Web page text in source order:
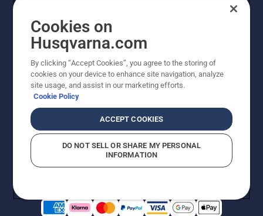
© Husqvarna AB (publ). All rights reserved. Priserna
som visas är rekommenderade cirkapriser. Alla angivna
priser är rekommenderade försäljningspriser (inkl.
moms) om inte produkten är tillgänglig för direkt köp.
CookiepolicyAnvändningsvillkor Sekretessmeddelande
Företagsinformation
Cookies on
Husqvarna.com
By clicking “Accept Cookies”, you agree to the storing of
cookies on your device to enhance site navigation, analyze
site usage, and assist in our marketing efforts.
Cookie Policy
ACCEPT COOKIES
DO NOT SELL OR SHARE MY PERSONAL
INFORMATION